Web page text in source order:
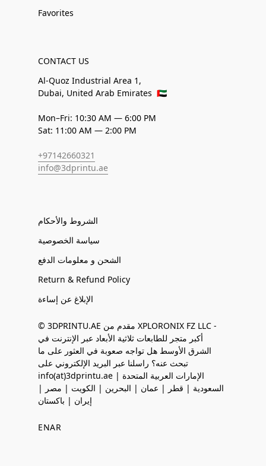
Favorites
CONTACT US
Al-Quoz Industrial Area 1,
Dubai, United Arab Emirates 🇦🇪
Mon–Fri: 10:30 AM — 6:00 PM
Sat: 11:00 AM — 2:00 PM
+97142660321
info@3dprintu.ae
الشروط والأحكام
سياسة الخصوصية
الشحن و معلومات الدفع
Return & Refund Policy
الإبلاغ عن إساءة
© 3DPRINTU.AE مقدم من XPLORONIX FZ LLC -
أكبر متجر للطابعات ثلاثية الأبعاد عبر الإنترنت في
الشرق الأوسط هل تواجه صعوبة في العثور على ما
تبحث عنه؟ راسلنا عبر البريد الإلكتروني على
info(at)3dprintu.ae الإمارات العربية المتحدة |
السعودية | قطر | عمان | البحرين | الكويت | مصر |
إيران | باكستان
ENAR